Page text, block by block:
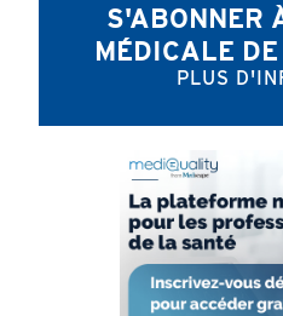
S'ABONNER
MÉDICALE
PLUS